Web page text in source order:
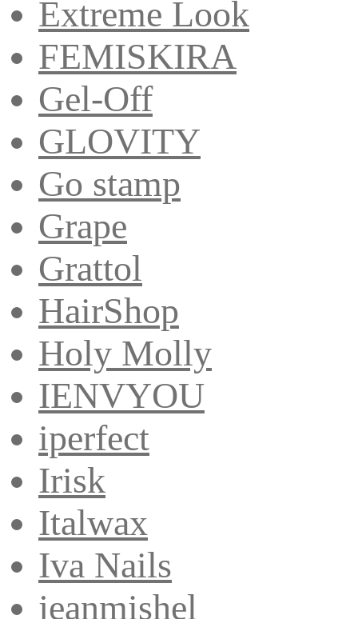
Extreme Look
FEMISKIRA
Gel-Off
GLOVITY
Go stamp
Grape
Grattol
HairShop
Holy Molly
IENVYOU
iperfect
Irisk
Italwax
Iva Nails
jeanmishel